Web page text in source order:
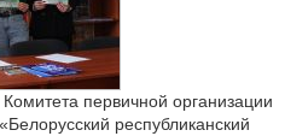
первичной организации
республиканский